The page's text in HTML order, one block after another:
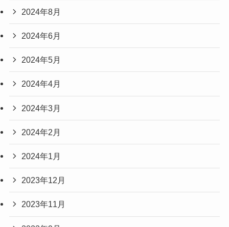
2024年8月
2024年6月
2024年5月
2024年4月
2024年3月
2024年2月
2024年1月
2023年12月
2023年11月